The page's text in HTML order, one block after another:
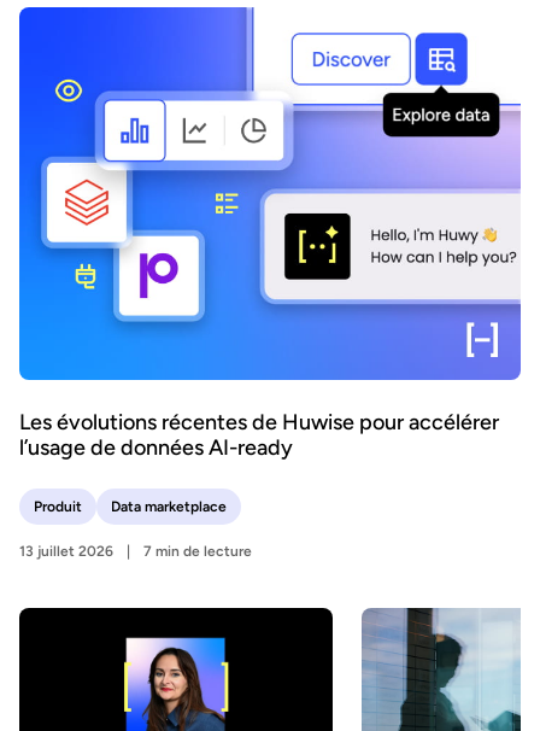
Les évolutions récentes de Huwise pour accélérer
l’usage de données AI-ready
Produit Data marketplace
13 juillet 2026 7 min de lecture